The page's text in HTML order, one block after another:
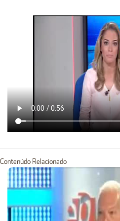
Contenúdo Relacionado